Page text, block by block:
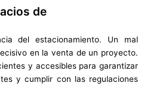
de
del estacionamiento. Un mal
en la venta de un proyecto.
y accesibles para garantizar
y cumplir con las regulaciones